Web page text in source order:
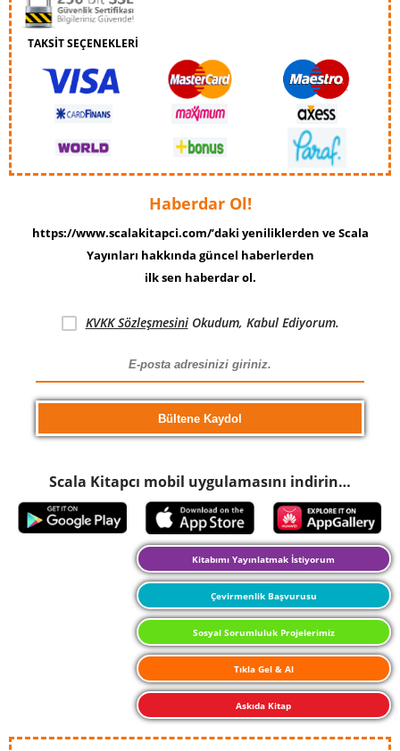
TAKSİT SEÇENEKLERİ
Haberdar Ol!
https://www.scalakitapci.com/’daki yeniliklerden ve Scala
Yayınları hakkında güncel haberlerden
ilk sen haberdar ol.
KVKK SözleşmesiniOkudum, Kabul Ediyorum.
Scala Kitapcı mobil uygulamasını indirin…
Kitabımı Yayınlatmak İstiyorum
Çevirmenlik Başvurusu
Sosyal Sorumluluk Projelerimiz
Tıkla Gel & Al
Askıda Kitap